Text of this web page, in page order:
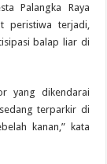
Palangka Raya
peristiwa terjadi,
balap liar di
yang dikendarai
terparkir di
kanan,” kata